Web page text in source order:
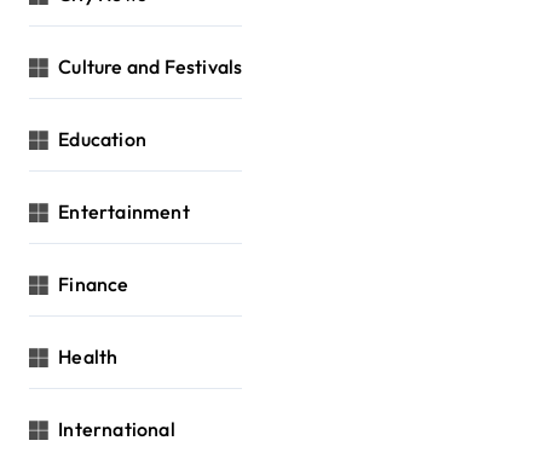
Culture and Festivals
Education
Entertainment
Finance
Health
International